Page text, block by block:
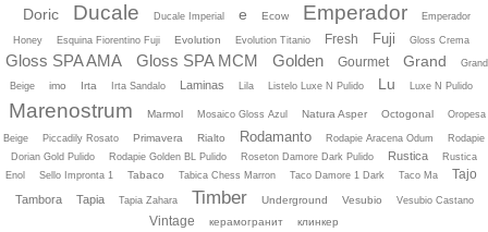
Doric Ducale Ducale Imperial e Ecow Emperador Emperador
Honey Esquina Fiorentino Fuji Evolution Evolution Titanio Fresh Fuji Gloss Crema
Gloss SPA AMA Gloss SPA MCM Golden Gourmet Grand Grand
Beige imo Irta Irta Sandalo Laminas Lila Listelo Luхe N Pulido Lu Luхe N Pulido
Marenostrum Marmol Mosaico Gloss Azul Natura Asper Octogonal Oropesa
Beige Piccadily Rosato Primavera Rialto Rodamanto Rodapie Aracena Odum
Rodapie
Dorian Gold Pulido
Rodapie Golden BL Pulido Roseton Damore Dark Pulido Rustica
Rustica
Enol
Sello Impronta 1 Tabaco Tabica Chess Marron Taco Damore 1 Dark Taco Ma Tajo
Tambora Tapia Tapia Zahara Timber Underground Vesubio Vesubio Castano
Vintage керамогранит клинкер